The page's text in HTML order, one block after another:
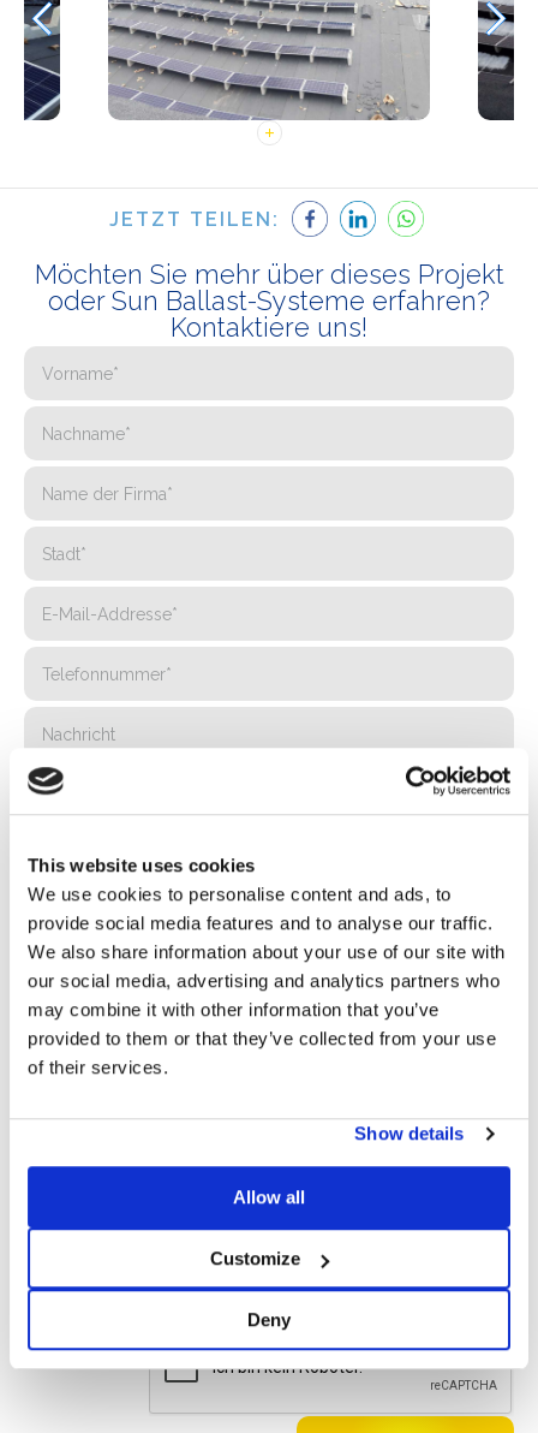
This website uses cookies
We use cookies to personalise content and ads, to
provide social media features and to analyse our traffic.
We also share information about your use of our site with
our social media, advertising and analytics partners who
may combine it with other information that you’ve
provided to them or that they’ve collected from your use
of their services.
Show details
Allow all
Customize
Deny
JETZT TEILEN:
Möchten Sie mehr über dieses Projekt
oder Sun Ballast-Systeme erfahren?
Kontaktiere uns!
Privacy*
Ich genehmige die Verarbeitung meiner Daten gemäß den
Bestimmungen der Datenschutzrichtlinie
von Basic S.B.R.L.
Wenn Sie dieses Kästchen ankreuzen, erklären Sie sich
erhalten. Sie können den Newsletter jederzeit abbestellen,